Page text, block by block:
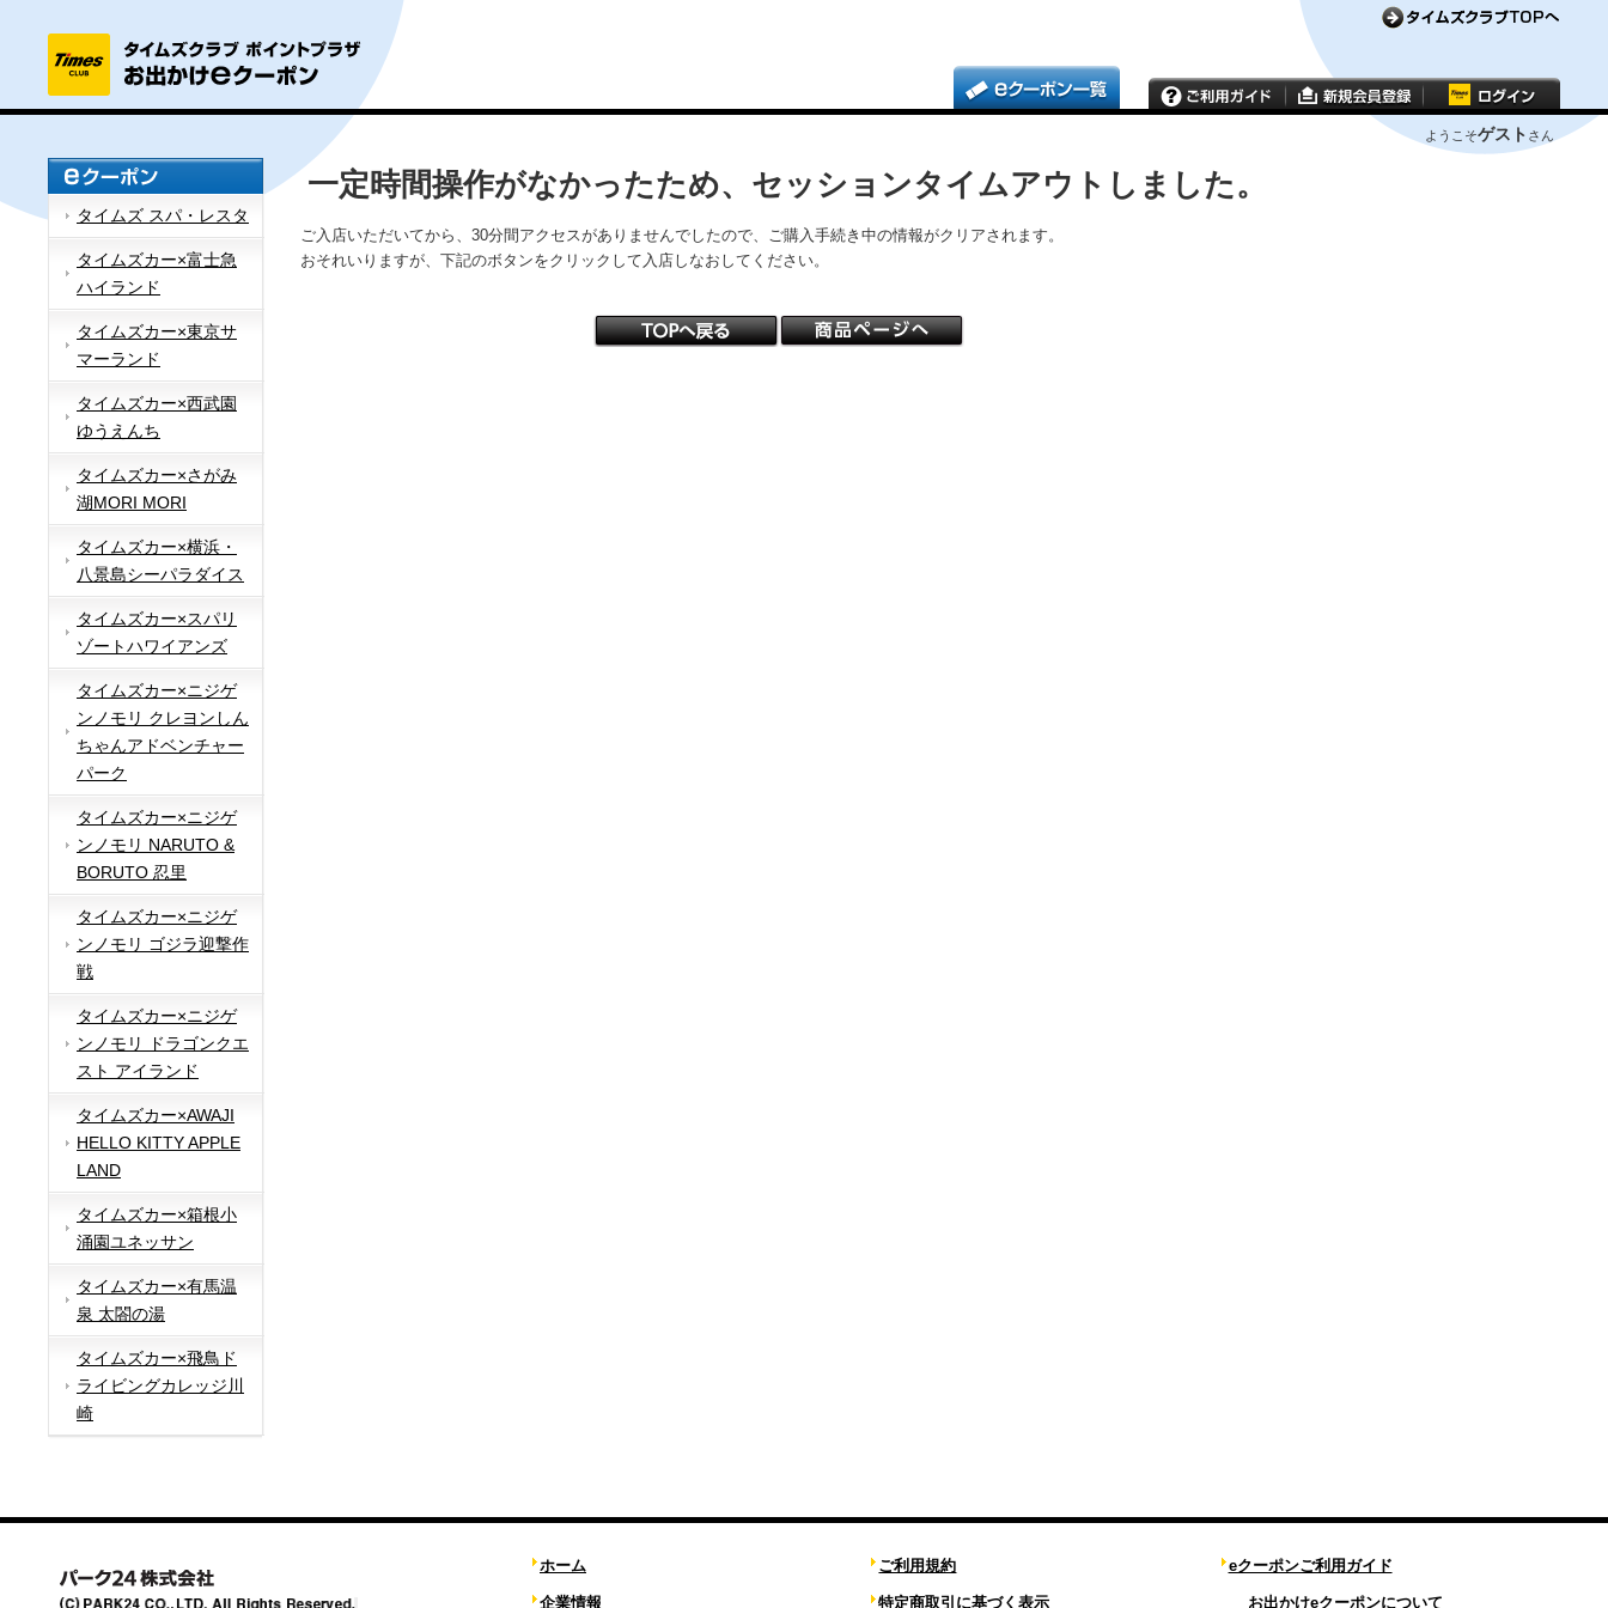
ようこそゲスト さん
タイムズ スパ・レスタ
タイムズカー×富士急
ハイランド
タイムズカー×東京サ
マーランド
タイムズカー×西武園
ゆうえんち
タイムズカー×さがみ
湖MORI MORI
タイムズカー×横浜・
八景島シーパラダイス
タイムズカー×スパリ
ゾートハワイアンズ
タイムズカー×ニジゲ
ンノモリ クレヨンしん
ちゃんアドベンチャー
パーク
タイムズカー×ニジゲ
ンノモリ NARUTO &
BORUTO 忍里
タイムズカー×ニジゲ
ンノモリ ゴジラ迎撃作
戦
タイムズカー×ニジゲ
ンノモリ ドラゴンクエ
スト アイランド
タイムズカー×AWAJI
HELLO KITTY APPLE
LAND
タイムズカー×箱根小
涌園ユネッサン
タイムズカー×有馬温
泉 太閤の湯
タイムズカー×飛鳥ド
ライビングカレッジ川
崎
一定時間操作がなかったため、セッションタイムアウトしました。
ご入店いただいてから、30分間アクセスがありませんでしたので、ご購入手続き中の情報がクリアされます。
おそれいりますが、下記のボタンをクリックして入店しなおしてください。
ホーム
企業情報
ご利用規約
特定商取引に基づく表示
eクーポンご利用ガイド
お出かけeクーポンについて